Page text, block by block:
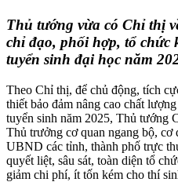
Thủ tướng vừa có Chỉ thị
chỉ đạo, phối hợp, tổ chức
tuyển sinh đại học năm
Theo Chỉ thị, để chủ động, tích
thiết bảo đảm nâng cao chất
tuyển sinh năm 2025, Thủ tướng
Thủ trưởng cơ quan ngang bộ,
UBND các tỉnh, thành phố trực
quyết liệt, sâu sát, toàn diện tổ
giảm chi phí, ít tốn kém cho thí